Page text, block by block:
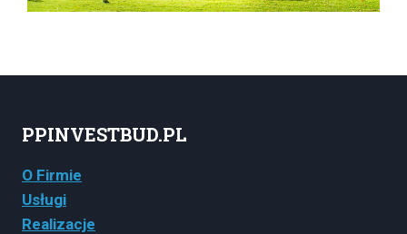
PPINVESTBUD.PL
O Firmie
Usługi
Realizacje